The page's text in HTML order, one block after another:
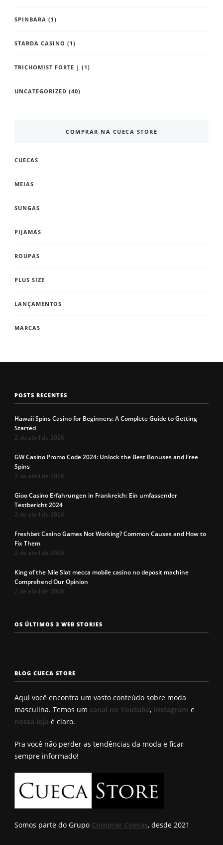
SPINBARA (1)
STARDA CASINO (1)
TRICHOMIST FORTE | (1)
UNCATEGORIZED (40)
COMPRAR NA CUECA STORE
CUECAS
MEIAS
SUNGAS
PIJAMAS
ROUPAS
PLUS SIZE
LANÇAMENTOS
MARCAS
POSTS RECENTES
Hawaii Spins Casino for Beginners: A Complete Guide to Getting
Started
2 de abril de 2026
GW Casino Promo Code 2024: Unlock the Best Bonuses and Free
Spins
2 de abril de 2026
Gioo Casino Erfahrungen in Frankreich: Ein umfassender
Testbericht 2024
2 de abril de 2026
Freshbet Casino Games Not Working? Common Causes and How to
Fix Them
2 de abril de 2026
King of the Nile Slot mecca mobile casino no deposit machine
Comprehend Our Opinion
2 de abril de 2026
OS ÚLTIMOS 3 WEB STORIES
Os 7 tipos de
rosto
Cueca com
enchimento
a cueca
Roberto
BLOG CUECA STORE
Aqui você encontra um vasto conteúdo sobre moda
masculina. Temos um canal no Youtube, Instagram e
nossa loja é claro.
Pra você não perder as tendências da moda e ficar
sempre informado!
Somos parte do Grupo Comprar Cuecas, desde 2021